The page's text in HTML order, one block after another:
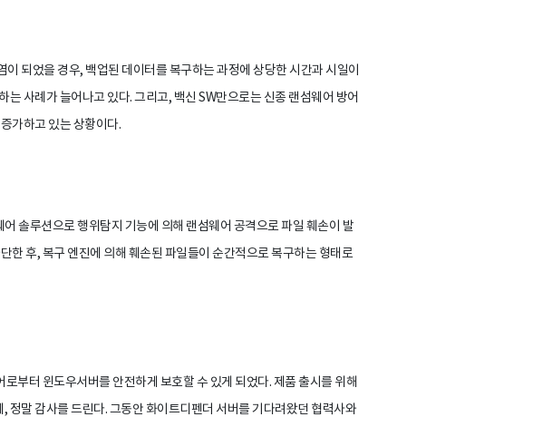
되었을 경우, 백업된 데이터를 복구하는 과정에 상당한 시간과 시일이
사례가 늘어나고 있다. 그리고, 백신 SW만으로는 신종 랜섬웨어 방어
가하고 있는 상황이다.
솔루션으로 행위탐지 기능에 의해 랜섬웨어 공격으로 파일 훼손이 발
한 후, 복구 엔진에 의해 훼손된 파일들이 순간적으로 복구하는 형태로
부터 윈도우서버를 안전하게 보호할 수 있게 되었다. 제품 출시를 위해
말 감사를 드린다. 그동안 화이트디펜더 서버를 기다려왔던 협력사와